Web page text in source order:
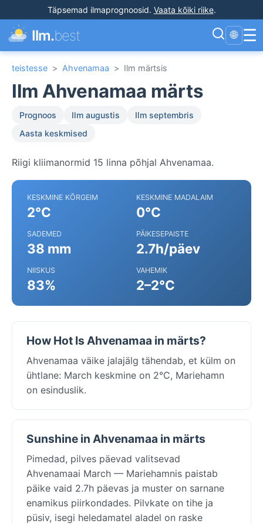
Täpsemad ilmaprognoosid. Vaata kõiki riike.
Ilm.best 🌐 ☰
teistesse > Ahvenamaa > Ilm märtsis
Ilm Ahvenamaa märts
Prognoos Ilm augustis
Ilm septembris
Aasta keskmised
Riigi kliimanormid 15 linna põhjal Ahvenamaa.
KESKMINE KÕRGEIM
2°C
KESKMINE MADALAIM
0°C
SADEMED
38 mm
PÄIKESEPAISTE
2.7h/päev
NIISKUS
83%
VAHEMIK
2–2°C
How Hot Is Ahvenamaa in märts?
Ahvenamaa väike jalajälg tähendab, et külm on
ühtlane: March keskmine on 2°C, Mariehamn
on esinduslik.
Sunshine in Ahvenamaa in märts
Pimedad, pilves päevad valitsevad
Ahvenamaai March — Mariehamnis paistab
päike vaid 2.7h päevas ja muster on sarnane
enamikus piirkondades. Pilvkate on tihe ja
püsiv, isegi heledamatel aladel on raske